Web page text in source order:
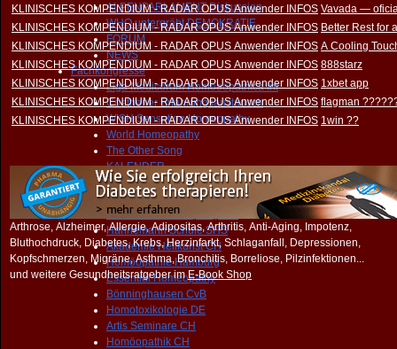
ALPENPARLAMENT Diskussion
WHO untergräbt DEMOKRATIE
FORUM
NEWS
Fachkongresse
Liga Medicorum Homoeopathica int
Coethener Erfahrungsaustausch
WISH Sensation Homeopathy
World Homeopathy
The Other Song
KALENDER
Fachfortbildungen
Vital Sensation Synergie DE
Sensation Homeopathy CH
Hahnemann Schule SHS
Akademie Heilkunst CH
Homöopathie Hamburg
Essential Homeopathy
Bönninghausen CvB
Homotoxikologie DE
Artis Seminare CH
Homöopathik CH
KLINISCHES KOMPENDIUM - RADAR OPUS Anwender INFOS Vavada —
KLINISCHES KOMPENDIUM - RADAR OPUS Anwender INFOS Better Rest for
KLINISCHES KOMPENDIUM - RADAR OPUS Anwender INFOS A Cooling
KLINISCHES KOMPENDIUM - RADAR OPUS Anwender INFOS 888starz
KLINISCHES KOMPENDIUM - RADAR OPUS Anwender INFOS 1xbet app
KLINISCHES KOMPENDIUM - RADAR OPUS Anwender INFOS flagman
KLINISCHES KOMPENDIUM - RADAR OPUS Anwender INFOS 1win ??
Arthrose, Alzheimer, Allergie, Adipositas, Arthritis, Anti-Aging, Impotenz,
Bluthochdruck, Diabetes, Krebs, Herzinfarkt, Schlaganfall, Depressionen,
Kopfschmerzen, Migräne, Asthma, Bronchitis, Borreliose, Pilzinfektionen...
und weitere Gesundheitsratgeber imE-Book Shop